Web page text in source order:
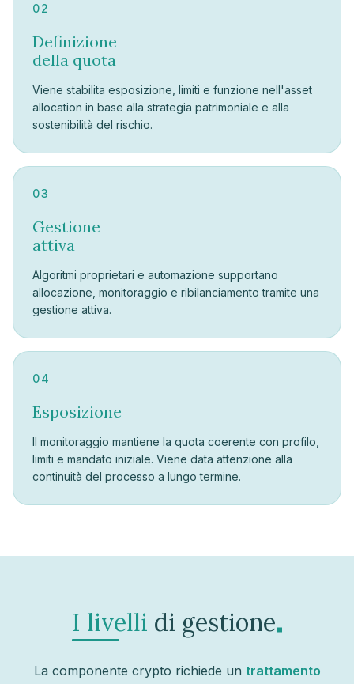
02
Definizione
della quota
Viene stabilita esposizione, limiti e funzione nell'asset
allocation in base alla strategia patrimoniale e alla
sostenibilità del rischio.
03
Gestione
attiva
Algoritmi proprietari e automazione supportano
allocazione, monitoraggio e ribilanciamento tramite una
gestione attiva.
04
Esposizione
Il monitoraggio mantiene la quota coerente con profilo,
limiti e mandato iniziale. Viene data attenzione alla
continuità del processo a lungo termine.
I livelli di gestione .
La componente crypto richiede un trattamento